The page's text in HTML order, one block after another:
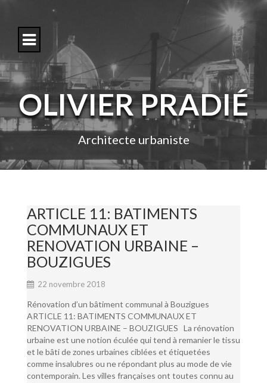
o
c
n
e
OLIVIER PRADIÉ
Architecte urbaniste
ARTICLE 11: BATIMENTS
COMMUNAUX ET
RENOVATION URBAINE –
BOUZIGUES
22 novembre 2018
Rénovation d’un bâtiment communal à Bouzigues
ARTICLE 11: BATIMENTS COMMUNAUX ET
RENOVATION URBAINE – BOUZIGUES La rénovation
urbaine est une notion éculée qui tend à remanier le tissu
et le bâti de zones urbaines ciblées et étiquetées
comme insalubres ou ne répondant plus au mode de vie
contemporain. Les villes françaises ont toutes connu au